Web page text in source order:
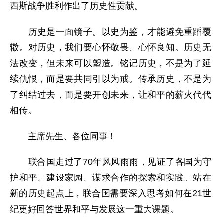
西斯战争胜利作出了历史性贡献。
历史是一面镜子。以史为鉴，才能避免重蹈覆
辙。对历史，我们要心怀敬畏、心怀良知。历史无
法改变，但未来可以塑造。铭记历史，不是为了延
续仇恨，而是要共同引以为戒。传承历史，不是为
了纠结过去，而是要开创未来，让和平的薪火代代
相传。
主席先生、各位同事！
联合国走过了70年风风雨雨，见证了各国为守
护和平、建设家园、谋求合作的探索和实践。站在
新的历史起点上，联合国需要深入思考如何在21世
纪更好回答世界和平与发展这一重大课题。